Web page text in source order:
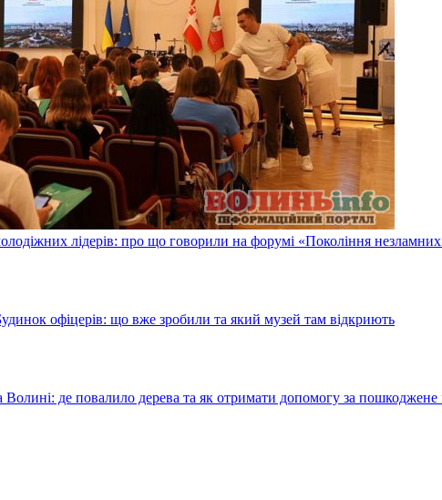
лідерів: про що говорили на форумі «Покоління
офіцерів: що вже зробили та який музей там відкриють
Волині: де повалило дерева та як отримати допомогу за